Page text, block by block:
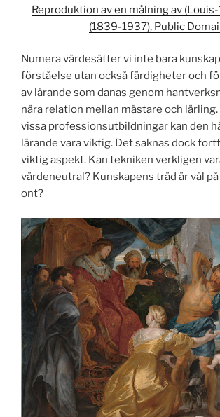
Reproduktion av en målning av
(1839-1937), Public
Numera värdesätter vi inte bara
förståelse utan också färdigheter och
av lärande som danas genom
nära relation mellan mästare och
vissa professionsutbildningar kan den
lärande vara viktig. Det saknas dock
viktig aspekt. Kan tekniken verkligen
värdeneutral? Kunskapens träd är väl
ont?